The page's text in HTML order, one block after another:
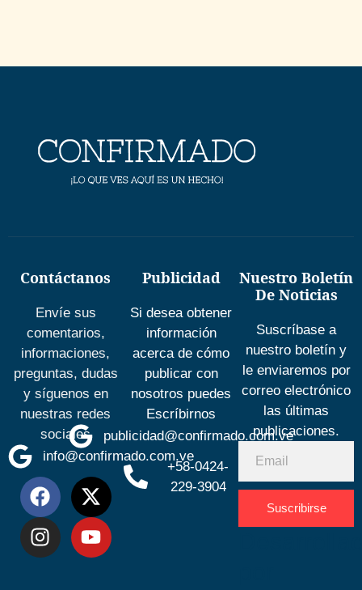
Contáctanos
Envíe sus
comentarios,
informaciones,
preguntas, dudas
y síguenos en
nuestras redes
sociales
info@confirmado.com.ve
Publicidad
Si desea obtener
información
acerca de cómo
publicar con
nosotros puedes
Escríbirnos
publicidad@confirmado.com.ve
+58-0424-
229-3904
Nuestro Boletín
De Noticias
Suscríbase a
nuestro boletín y
le enviaremos por
correo electrónico
las últimas
publicaciones.
Suscribirse